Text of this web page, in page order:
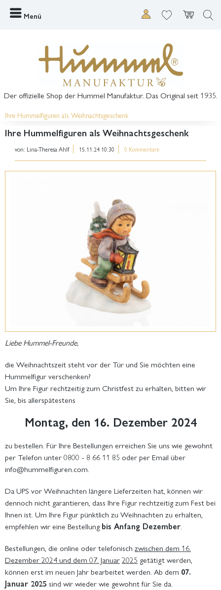
Menü
Der offizielle Shop der Hummel Manufaktur. Das Original seit 1935.
Ihre Hummelfiguren als Weihnachtsgeschenk
Ihre Hummelfiguren als Weihnachtsgeschenk
von: Lina-Theresa Ahlf 15.11.24 10:30 0 Kommentare
Liebe Hummel-Freunde,
die Weihnachtszeit steht vor der Tür und Sie möchten eine
Hummelfigur verschenken?
Um Ihre Figur rechtzeitig zum Christfest zu erhalten, bitten wir
Sie, bis allerspätestens
Montag, den 16. Dezember 2024
zu bestellen. Für Ihre Bestellungen erreichen Sie uns wie gewohnt
per Telefon unter 0800 - 8 66 11 85 oder per Email über
info@hummelfiguren.com.
Da UPS vor Weihnachten längere Lieferzeiten hat, können wir
dennoch nicht garantieren, dass Ihre Figur rechtzeitig zum Fest bei
Ihnen ist. Um Ihre Figur pünktlich zu Weihnachten zu erhalten,
empfehlen wir eine Bestellung bis Anfang Dezember.
Bestellungen, die online oder telefonisch zwischen dem 16.
Dezember 2024 und dem 07. Januar2025 getätigt werden,
können erst im neuen Jahr bearbeitet werden. Ab dem 07.
Januar 2025 sind wir wieder wie gewohnt für Sie da.